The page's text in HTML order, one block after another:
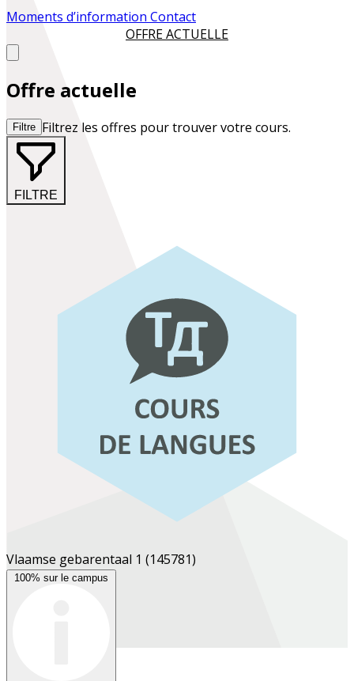
Moments d’information Contact
OFFRE ACTUELLE
Offre actuelle
Filtre Filtrez les offres pour trouver votre cours.
FILTRE
Vlaamse gebarentaal 1 (145781)
100% sur le campus